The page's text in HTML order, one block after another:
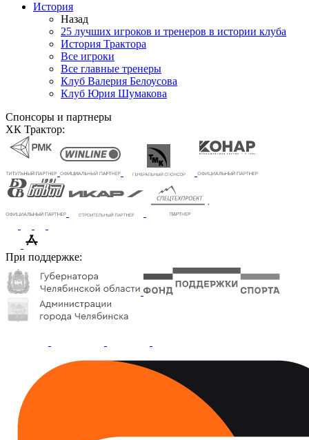
История
Назад
25 лучших игроков и тренеров в истории клуба
История Трактора
Все игроки
Все главные тренеры
Клуб Валерия Белоусова
Клуб Юрия Шумакова
Спонсоры и партнеры
ХК Трактор:
При поддержке: